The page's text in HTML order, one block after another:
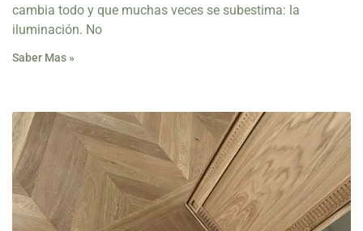
cambia todo y que muchas veces se subestima: la
iluminación. No
Saber Mas »